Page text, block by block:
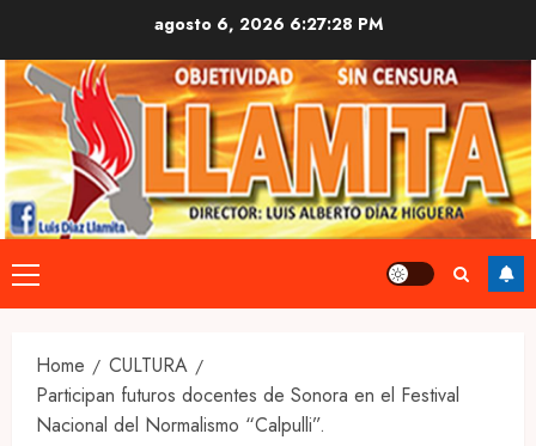
content
agosto 6, 2026 6:27:29 PM
Primary
Menu
Home
CULTURA
Participan futuros docentes de Sonora en el Festival
Nacional del Normalismo “Calpulli”.